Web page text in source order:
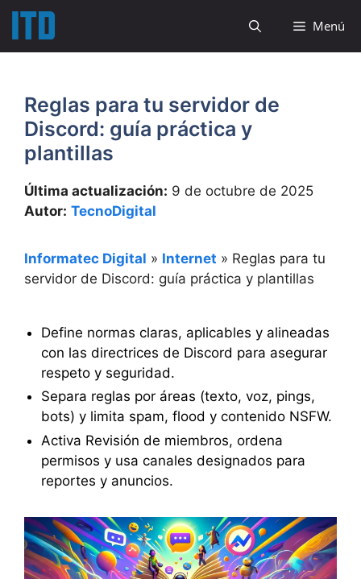
Saltar
contenido
Menú
Reglas para tu servidor de
Discord: guía práctica y
plantillas
Última actualización: 9 de octubre de 2025
Autor: TecnoDigital
Informatec Digital » Internet » Reglas para tu
servidor de Discord: guía práctica y plantillas
Define normas claras, aplicables y alineadas
con las directrices de Discord para asegurar
respeto y seguridad.
Separa reglas por áreas (texto, voz, pings,
bots) y limita spam, flood y contenido NSFW.
Activa Revisión de miembros, ordena
permisos y usa canales designados para
reportes y anuncios.